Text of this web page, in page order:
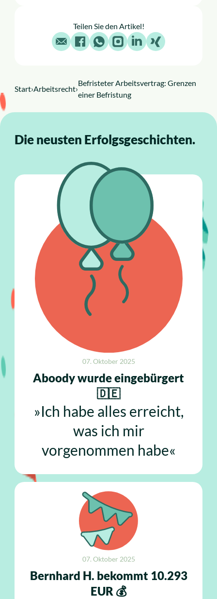
Teilen Sie den Artikel!
E-MailFacebookWhatsAppInstagramLinkedIn
X
Start›Arbeitsrecht›
Befristeter Arbeitsvertrag: Grenzen
einer Befristung
Die neusten Erfolgsgeschichten.
07. Oktober 2025
Aboody wurde eingebürgert
🇩🇪
»Ich habe alles erreicht,
was ich mir
vorgenommen habe«
07. Oktober 2025
Bernhard H. bekommt 10.293
EUR 💰